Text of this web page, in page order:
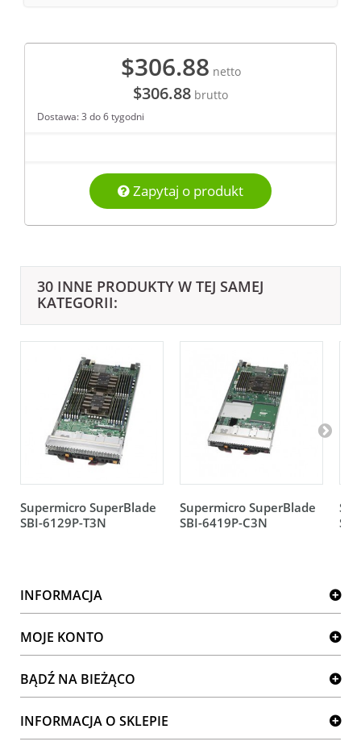
$306.88 netto
$306.88 brutto
Dostawa: 3 do 6 tygodni
Zapytaj o produkt
30 INNE PRODUKTY W TEJ SAMEJ
KATEGORII:
Supermicro SuperBlade
SBI-6129P-T3N
Supermicro SuperBlade
SBI-6419P-C3N
INFORMACJA
MOJE KONTO
BĄDŹ NA BIEŻĄCO
INFORMACJA O SKLEPIE